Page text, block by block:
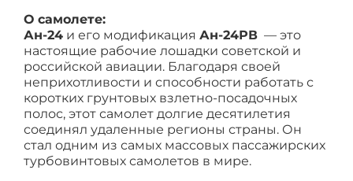
О самолете:
Ан-24 и его модификация Ан-24РВ — это
настоящие рабочие лошадки советской и
российской авиации. Благодаря своей
неприхотливости и способности работать с
коротких грунтовых взлетно-посадочных
полос, этот самолет долгие десятилетия
соединял удаленные регионы страны. Он
стал одним из самых массовых пассажирских
турбовинтовых самолетов в мире.